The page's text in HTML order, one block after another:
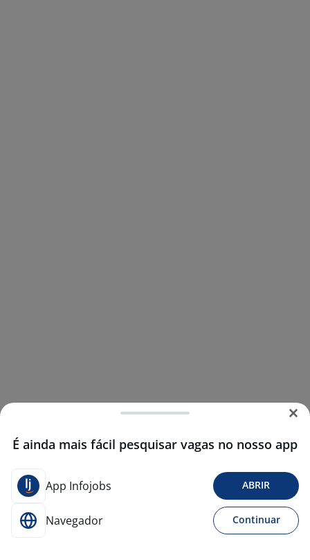
É ainda mais fácil pesquisar vagas no nosso app
App Infojobs ABRIR
Navegador Continuar